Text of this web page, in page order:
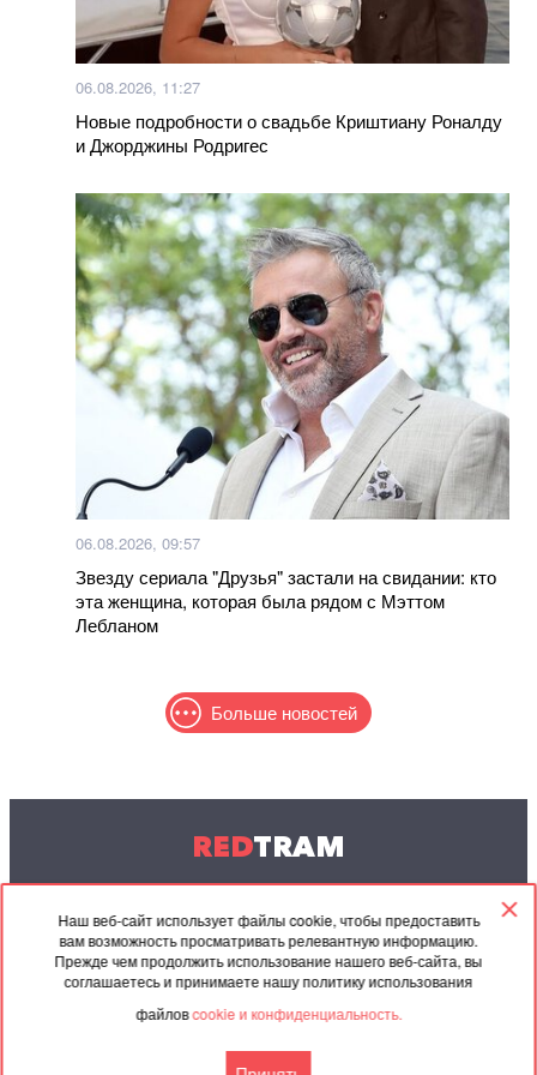
Наш веб-сайт использует файлы cookie, чтобы предоставить
вам возможность просматривать релевантную информацию.
Прежде чем продолжить использование нашего веб-сайта, вы
соглашаетесь и принимаете нашу политику использования
файловcookie и конфиденциальность.
06.08.2026, 11:27
Новые подробности о свадьбе Криштиану Роналду
и Джорджины Родригес
06.08.2026, 09:57
Звезду сериала "Друзья" застали на свидании: кто
эта женщина, которая была рядом с Мэттом
Лебланом
Больше новостей
REDTRAM
© 2004-2026 Redtram, Ltd.
Сотрудничество
Партнёрские
материалы
Архив
Соглашение
Контакты